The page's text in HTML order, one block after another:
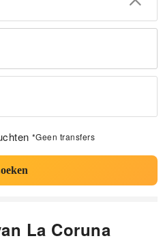
*Geen transfers
La Coruna